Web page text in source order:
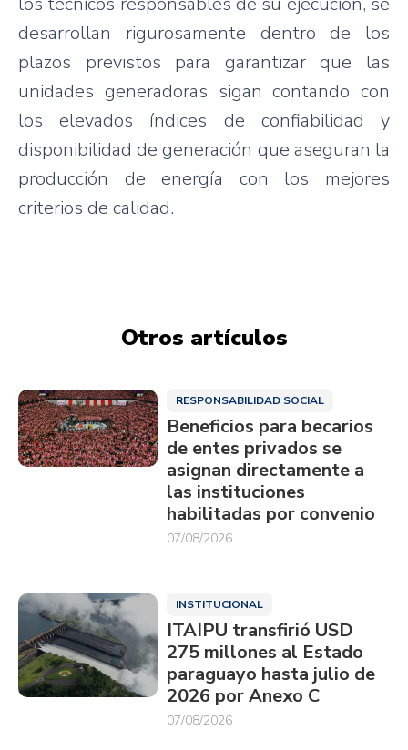
desarrollan rigurosamente dentro de los
plazos previstos para garantizar que las
unidades generadoras sigan contando con
los elevados índices de confiabilidad y
disponibilidad de generación que aseguran la
producción de energía con los mejores
criterios de calidad.
Otros artículos
RESPONSABILIDAD SOCIAL
Beneficios para becarios
de entes privados se
asignan directamente a
las instituciones
habilitadas por convenio
07/08/2026
INSTITUCIONAL
ITAIPU transfirió USD
275 millones al Estado
paraguayo hasta julio de
2026 por Anexo C
07/08/2026